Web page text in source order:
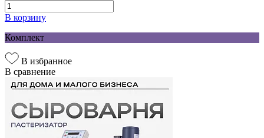
В корзину
Комплект
В избранное
В сравнение